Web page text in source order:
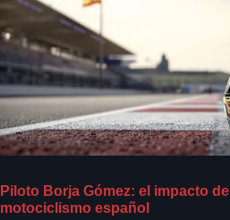
Piloto Borja Gómez: el impacto
motociclismo español